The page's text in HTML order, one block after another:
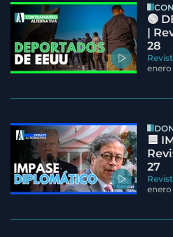
🟢
|
28
enero
🟦
27
enero